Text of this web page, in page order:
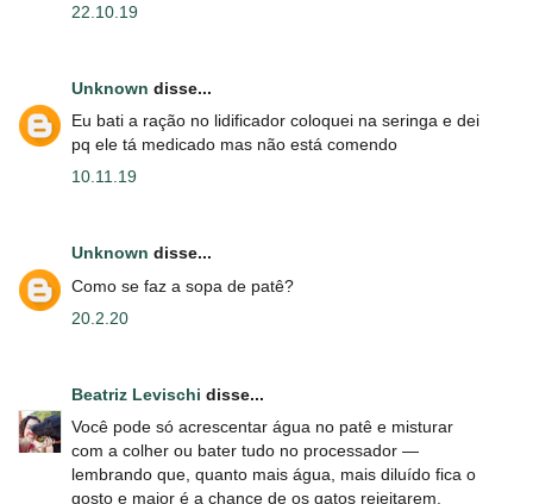
22.10.19
Unknown disse...
Eu bati a ração no lidificador coloquei na seringa e dei
pq ele tá medicado mas não está comendo
10.11.19
Unknown disse...
Como se faz a sopa de patê?
20.2.20
Beatriz Levischi disse...
Você pode só acrescentar água no patê e misturar
com a colher ou bater tudo no processador —
lembrando que, quanto mais água, mais diluído fica o
gosto e maior é a chance de os gatos rejeitarem.